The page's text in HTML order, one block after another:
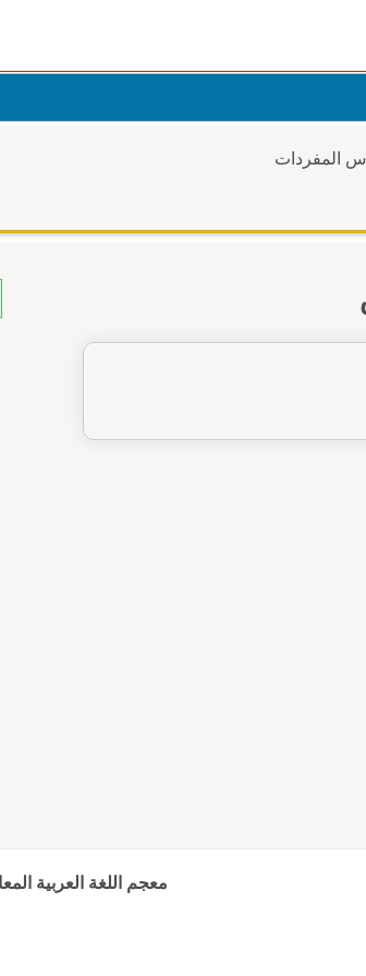
المفردات
معجم اللغة العربية